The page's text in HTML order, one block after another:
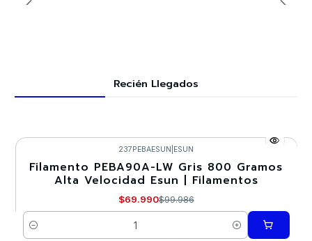
Recién Llegados
-30%
237PEBAESUN ESUN
Filamento PEBA90A-LW Gris 800 Gramos
Alta Velocidad Esun | Filamentos
$69.990$99.986
Cantidad